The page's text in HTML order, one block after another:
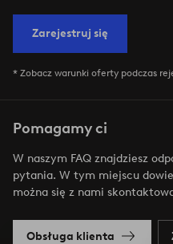
Zarejestruj się
* Zobacz warunki oferty podczas
Pomagamy ci
W naszym FAQ znajdziesz
pytania. W tym miejscu
można się z nami
Obsługa klienta